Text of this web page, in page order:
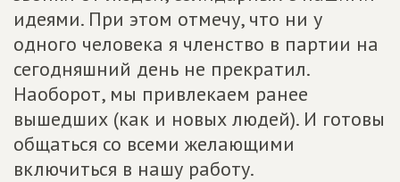
идеями. При этом отмечу, что ни у
одного человека я членство в партии на
сегодняшний день не прекратил.
Наоборот, мы привлекаем ранее
вышедших (как и новых людей). И готовы
общаться со всеми желающими
включиться в нашу работу.